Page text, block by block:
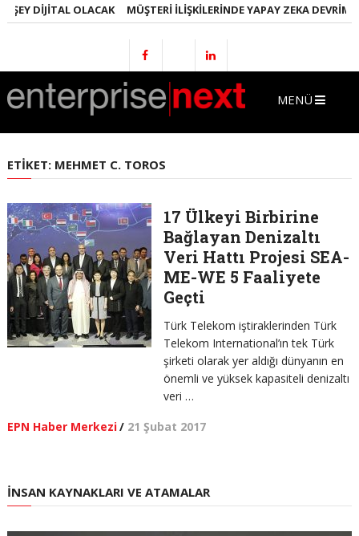
ŞEY DIJITAL OLACAK MÜŞTERI İLIŞKILERINDE YAPAY ZEKA DEVRIMI
MENÜ
ETIKET: MEHMET C. TOROS
17 Ülkeyi Birbirine
Bağlayan Denizaltı
Veri Hattı Projesi SEA-
ME-WE 5 Faaliyete
Geçti
Türk Telekom iştiraklerinden Türk
Telekom International’ın tek Türk
şirketi olarak yer aldığı dünyanın en
önemli ve yüksek kapasiteli denizaltı
veri …
EPN Haber Merkezi/ 21 Şubat 2017
İNSAN KAYNAKLARI VE ATAMALAR